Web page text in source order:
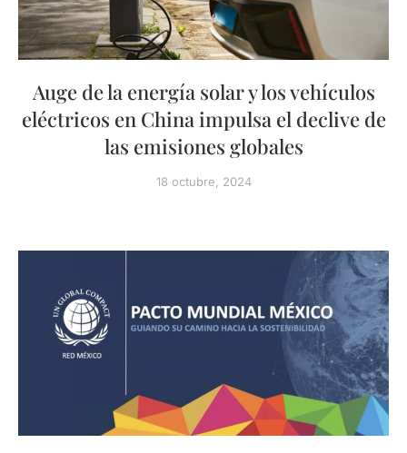
Auge de la energía solar y los vehículos
eléctricos en China impulsa el declive de
las emisiones globales
18 octubre, 2024